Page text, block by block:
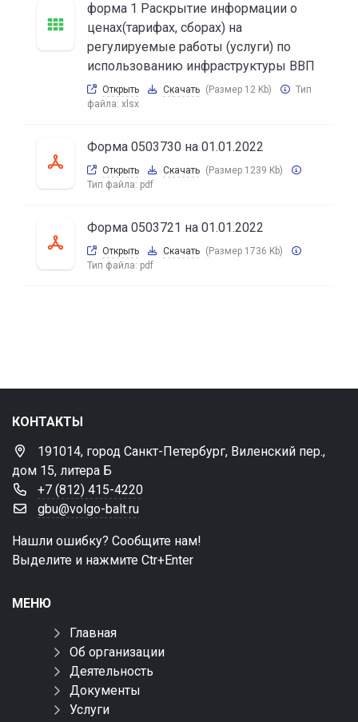
форма 1 Раскрытие информации о
ценах(тарифах, сборах) на
регулируемые работы (услуги) по
использованию инфраструктуры ВВП
Открыть Скачать (Размер 12 Kb)
Тип
файла: xlsx
Форма 0503730 на 01.01.2022
Открыть Скачать (Размер 1239 Kb)
Тип файла: pdf
Форма 0503721 на 01.01.2022
Открыть Скачать (Размер 1736 Kb)
Тип файла: pdf
КОНТАКТЫ
191014, город Санкт-Петербург, Виленский пер.,
дом 15, литера Б
+7 (812) 415-4220
gbu@volgo-balt.ru
Нашли ошибку? Сообщите нам!
Выделите и нажмите Ctr+Enter
МЕНЮ
Главная
Об организации
Деятельность
Документы
Услуги